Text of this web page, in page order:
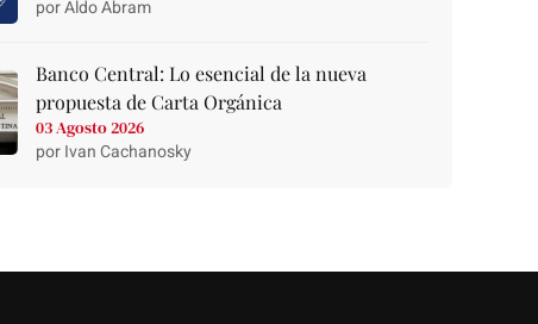
por Aldo Abram
Banco Central: Lo esencial de la nueva
propuesta de Carta Orgánica
03 Agosto 2026
por Ivan Cachanosky